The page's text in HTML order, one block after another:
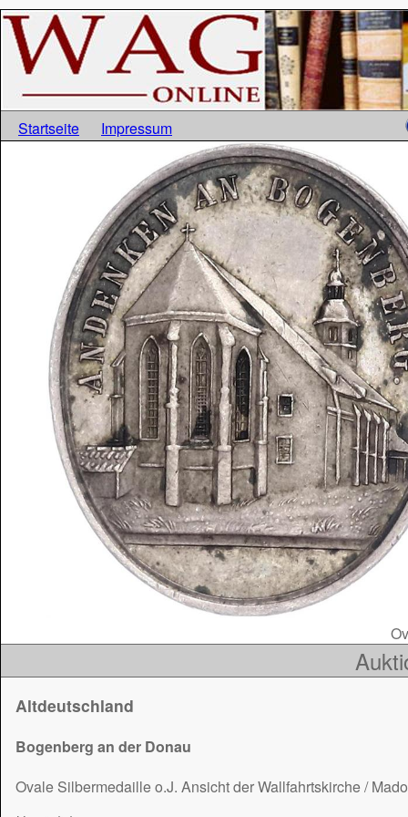
Startseite Impressum
Altdeutschland
Bogenberg an der Donau
Ovale Silbermedaille o.J. Ansicht der Wallfahrtskirche /